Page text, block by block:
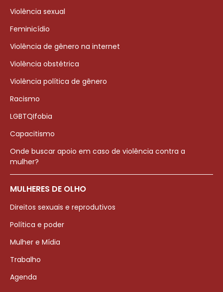
Violência sexual
Feminicídio
Violência de gênero na internet
Violência obstétrica
Violência política de gênero
Racismo
LGBTQIfobia
Capacitismo
Onde buscar apoio em caso de violência contra a
mulher?
MULHERES DE OLHO
Direitos sexuais e reprodutivos
Política e poder
Mulher e Mídia
Trabalho
Agenda